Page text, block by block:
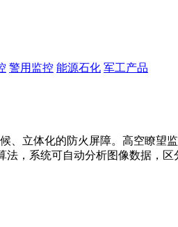
警用监控 能源石化 军工产品
、立体化的防火屏障。高空瞭望
，系统可自动分析图像数据，